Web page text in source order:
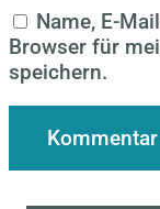
Name, E-
Browser für
speichern.